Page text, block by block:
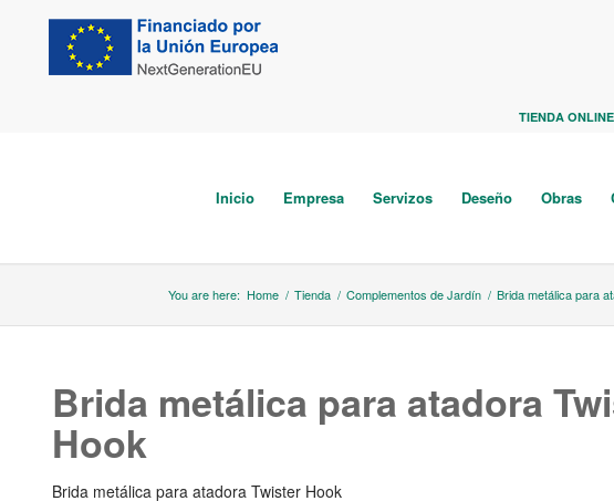
TIENDA ONLINE
Inicio Empresa Servizos Deseño Obras
You are here: Home / Tienda / Complementos de Jardín / Brida metálica para
Brida metálica para atadora
Hook
Brida metálica para atadora Twister Hook